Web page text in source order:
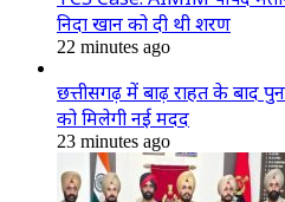
निदा खान को दी थी शरण
22 minutes ago
छत्तीसगढ़ में बाढ़ राहत के बाद
को मिलेगी नई मदद
23 minutes ago